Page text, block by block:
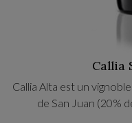
Callia
Callia Alta est un
de San Juan (20%